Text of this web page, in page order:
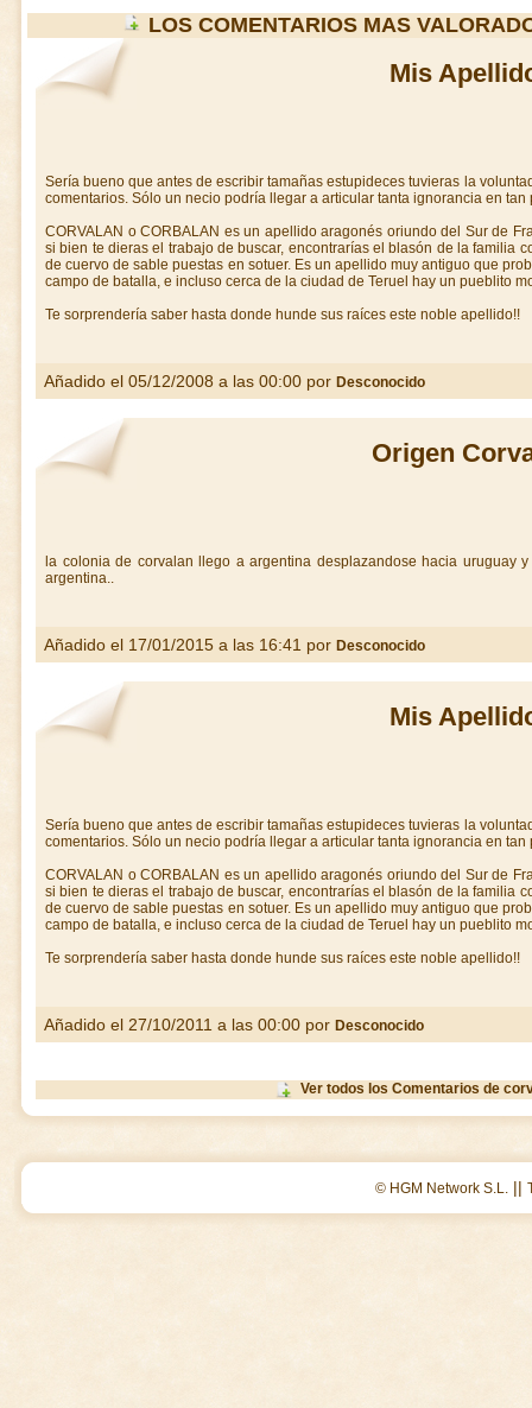
LOS COMENTARIOS MAS
Mis
Sería bueno que antes de escribir tamañas estupideces tuvieras la
comentarios. Sólo un necio podría llegar a articular tanta ignorancia en tan
CORVALAN o CORBALAN es un apellido aragonés oriundo del Sur de
si bien te dieras el trabajo de buscar, encontrarías el blasón de la familia
de cuervo de sable puestas en sotuer. Es un apellido muy antiguo que
campo de batalla, e incluso cerca de la ciudad de Teruel hay un pueblito
Te sorprendería saber hasta donde hunde sus raíces este noble apellido!!
Añadido el 05/12/2008 a las 00:00 por Desconocido
Origen
la colonia de corvalan llego a argentina desplazandose hacia uruguay
argentina..
Añadido el 17/01/2015 a las 16:41 por Desconocido
Mis
Sería bueno que antes de escribir tamañas estupideces tuvieras la
comentarios. Sólo un necio podría llegar a articular tanta ignorancia en tan
CORVALAN o CORBALAN es un apellido aragonés oriundo del Sur de
si bien te dieras el trabajo de buscar, encontrarías el blasón de la familia
de cuervo de sable puestas en sotuer. Es un apellido muy antiguo que
campo de batalla, e incluso cerca de la ciudad de Teruel hay un pueblito
Te sorprendería saber hasta donde hunde sus raíces este noble apellido!!
Añadido el 27/10/2011 a las 00:00 por Desconocido
Ver todos los Comentarios de
© HGM Network S.L. ||